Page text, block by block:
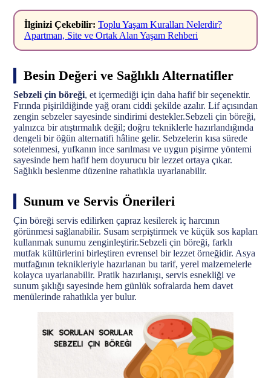
İlginizi Çekebilir: Toplu Yaşam Kuralları Nelerdir?
Apartman, Site ve Ortak Alan Yaşam Rehberi
Besin Değeri ve Sağlıklı Alternatifler
Sebzeli çin böreği, et içermediği için daha hafif bir seçenektir.
Fırında pişirildiğinde yağ oranı ciddi şekilde azalır. Lif açısından
zengin sebzeler sayesinde sindirimi destekler.Sebzeli çin böreği,
yalnızca bir atıştırmalık değil; doğru tekniklerle hazırlandığında
dengeli bir öğün alternatifi hâline gelir. Sebzelerin kısa sürede
sotelenmesi, yufkanın ince sarılması ve uygun pişirme yöntemi
sayesinde hem hafif hem doyurucu bir lezzet ortaya çıkar.
Sağlıklı beslenme düzenine rahatlıkla uyarlanabilir.
Sunum ve Servis Önerileri
Çin böreği servis edilirken çapraz kesilerek iç harcının
görünmesi sağlanabilir. Susam serpiştirmek ve küçük sos kapları
kullanmak sunumu zenginleştirir.Sebzeli çin böreği, farklı
mutfak kültürlerini birleştiren evrensel bir lezzet örneğidir. Asya
mutfağının teknikleriyle hazırlanan bu tarif, yerel malzemelerle
kolayca uyarlanabilir. Pratik hazırlanışı, servis esnekliği ve
sunum şıklığı sayesinde hem günlük sofralarda hem davet
menülerinde rahatlıkla yer bulur.